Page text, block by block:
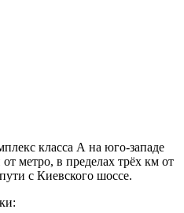
класса А на юго-западе
метро, в пределах трёх км от
с Киевского шоссе.